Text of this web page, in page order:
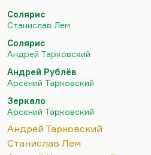
Соляриса, зачем он это
оригинала. И почему она
образы? Мы же не знаем:
величайшее благодеяние?
многих своих женщин,
возлюбленных,— это для вас
Мы же этого не знаем. А для
проблема совести, и там
символики, много…
Солярис
Станислав Лем
Солярис
Андрей Тарковский
Андрей Рублёв
Арсений Тарковский
Зеркало
Арсений Тарковский
Андрей Тарковский
Станислав Лем